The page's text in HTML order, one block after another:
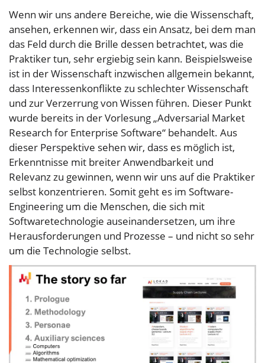
Wenn wir uns andere Bereiche, wie die Wissenschaft,
ansehen, erkennen wir, dass ein Ansatz, bei dem man
das Feld durch die Brille dessen betrachtet, was die
Praktiker tun, sehr ergiebig sein kann. Beispielsweise
ist in der Wissenschaft inzwischen allgemein bekannt,
dass Interessenkonflikte zu schlechter Wissenschaft
und zur Verzerrung von Wissen führen. Dieser Punkt
wurde bereits in der Vorlesung „Adversarial Market
Research for Enterprise Software“ behandelt. Aus
dieser Perspektive sehen wir, dass es möglich ist,
Erkenntnisse mit breiter Anwendbarkeit und
Relevanz zu gewinnen, wenn wir uns auf die Praktiker
selbst konzentrieren. Somit geht es im Software-
Engineering um die Menschen, die sich mit
Softwaretechnologie auseinandersetzen, um ihre
Herausforderungen und Prozesse – und nicht so sehr
um die Technologie selbst.